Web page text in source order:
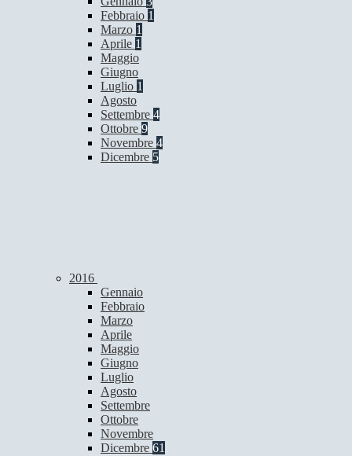
Febbraio 1
Marzo 1
Aprile 1
Maggio
Giugno
Luglio 1
Agosto
Settembre 4
Ottobre 9
Novembre 4
Dicembre 5
2016
Gennaio
Febbraio
Marzo
Aprile
Maggio
Giugno
Luglio
Agosto
Settembre
Ottobre
Novembre
Dicembre 61